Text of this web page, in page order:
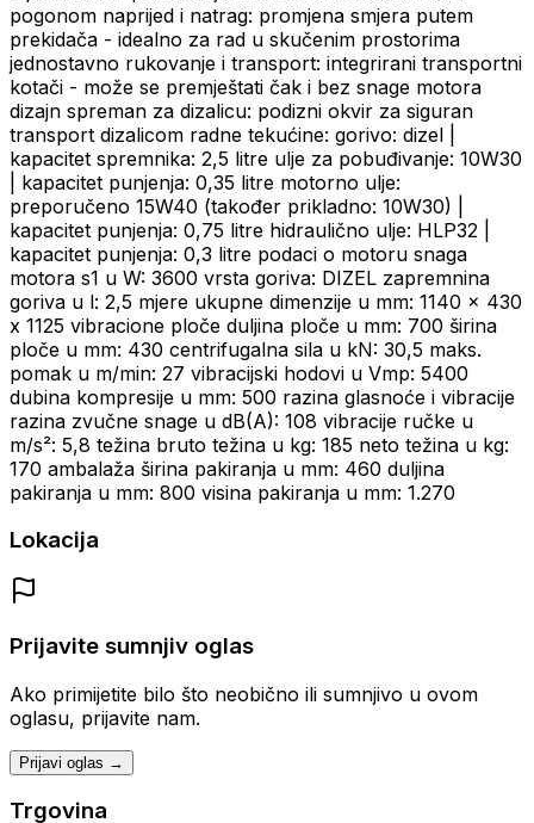
pogonom naprijed i natrag: promjena smjera putem
prekidača - idealno za rad u skučenim prostorima
jednostavno rukovanje i transport: integrirani transportni
kotači - može se premještati čak i bez snage motora
dizajn spreman za dizalicu: podizni okvir za siguran
transport dizalicom radne tekućine: gorivo: dizel |
kapacitet spremnika: 2,5 litre ulje za pobuđivanje: 10W30
| kapacitet punjenja: 0,35 litre motorno ulje:
preporučeno 15W40 (također prikladno: 10W30) |
kapacitet punjenja: 0,75 litre hidraulično ulje: HLP32 |
kapacitet punjenja: 0,3 litre podaci o motoru snaga
motora s1 u W: 3600 vrsta goriva: DIZEL zapremnina
goriva u l: 2,5 mjere ukupne dimenzije u mm: 1140 x 430
x 1125 vibracione ploče duljina ploče u mm: 700 širina
ploče u mm: 430 centrifugalna sila u kN: 30,5 maks.
pomak u m/min: 27 vibracijski hodovi u Vmp: 5400
dubina kompresije u mm: 500 razina glasnoće i vibracije
razina zvučne snage u dB(A): 108 vibracije ručke u
m/s²: 5,8 težina bruto težina u kg: 185 neto težina u kg:
170 ambalaža širina pakiranja u mm: 460 duljina
pakiranja u mm: 800 visina pakiranja u mm: 1.270
Lokacija
Prijavite sumnjiv oglas
Ako primijetite bilo što neobično ili sumnjivo u ovom
oglasu, prijavite nam.
Prijavi oglas →
Trgovina